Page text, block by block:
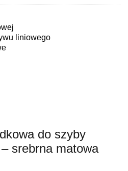
liniowego
do szyby
srebrna matowa